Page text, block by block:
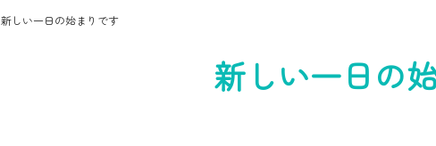
新しい一日の始まりです
新しい一日の